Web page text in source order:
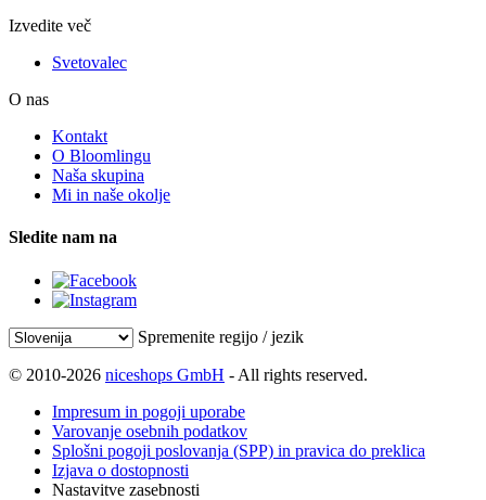
Izvedite več
Svetovalec
O nas
Kontakt
O Bloomlingu
Naša skupina
Mi in naše okolje
Sledite nam na
Spremenite regijo / jezik
© 2010-2026 niceshops GmbH - All rights reserved.
Impresum in pogoji uporabe
Varovanje osebnih podatkov
Splošni pogoji poslovanja (SPP) in pravica do preklica
Izjava o dostopnosti
Nastavitve zasebnosti